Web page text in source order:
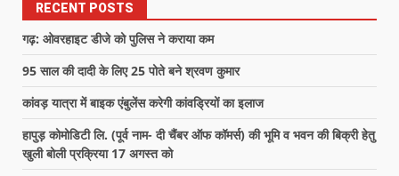
RECENT POSTS
गढ़: ओवरहाइट डीजे को पुलिस ने कराया कम
95 साल की दादी के लिए 25 पोते बने श्रवण कुमार
कांवड़ यात्रा में बाइक एंबुलेंस करेगी कांवड्रियों का इलाज
हापुड़ कोमोडिटी लि. (पूर्व नाम- दी चैंबर ऑफ कॉमर्स) की भूमि व भवन की बिक्री हेतु
खुली बोली प्रक्रिया 17 अगस्त को